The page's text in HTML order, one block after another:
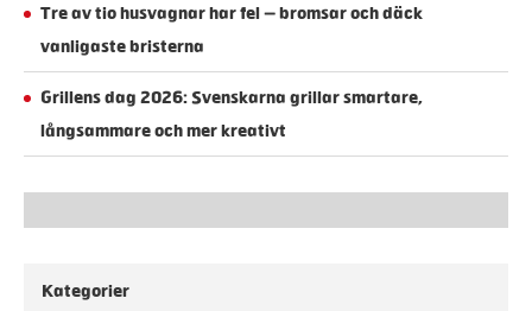
Tre av tio husvagnar har fel – bromsar och däck
vanligaste bristerna
Grillens dag 2026: Svenskarna grillar smartare,
långsammare och mer kreativt
Kategorier